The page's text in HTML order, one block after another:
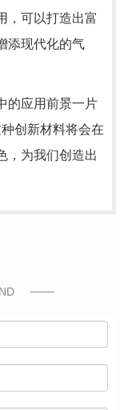
，可以打造出富
添现代化的气
的应用前景一片
创新材料将会在
，为我们创造出